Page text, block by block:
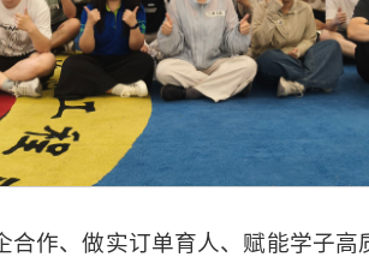
合作、做实订单育人、赋能学子